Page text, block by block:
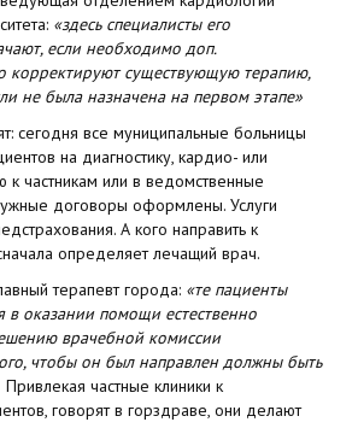
«здесь специалисты его
если необходимо доп.
корректируют существующую терапию,
не была назначена на первом этапе»
сегодня все муниципальные больницы
на диагностику, кардио- или
к частникам или в ведомственные
договоры оформлены. Услуги
А кого направить к
определяет лечащий врач.
терапевт города: «те пациенты
в оказании помощи естественно
врачебной комиссии
чтобы он был направлен должны быть
Привлекая частные клиники к
говорят в горздраве, они делают